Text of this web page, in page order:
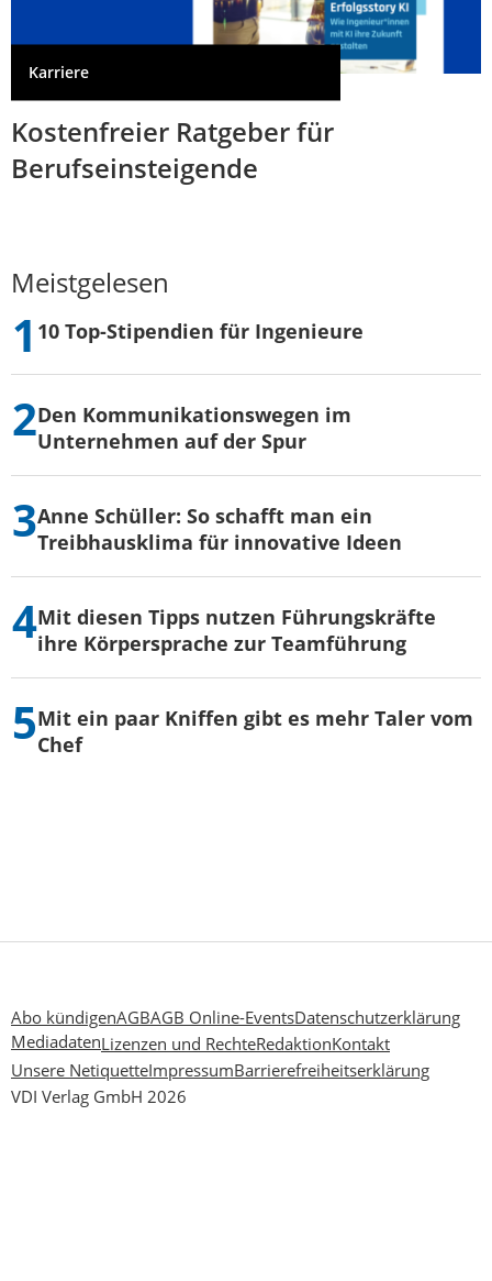
Karriere
Kostenfreier Ratgeber für
Berufseinsteigende
Meistgelesen
10 Top-Stipendien für Ingenieure
Den Kommunikationswegen im
Unternehmen auf der Spur
Anne Schüller: So schafft man ein
Treibhausklima für innovative Ideen
Mit diesen Tipps nutzen Führungskräfte
ihre Körpersprache zur Teamführung
Mit ein paar Kniffen gibt es mehr Taler vom
Chef
Abo kündigenAGBAGB Online-EventsDatenschutzerklärung
MediadatenLizenzen und RechteRedaktionKontakt
Unsere NetiquetteImpressumBarrierefreiheitserklärung
VDI Verlag GmbH 2026